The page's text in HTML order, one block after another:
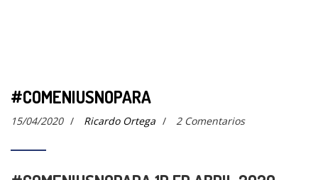
#COMENIUSNOPARA
15/04/2020 / Ricardo Ortega / 2 Comentarios